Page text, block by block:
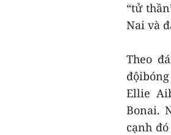
“tử
Nai và
Theo
Ellie
Bonai.
cạnh